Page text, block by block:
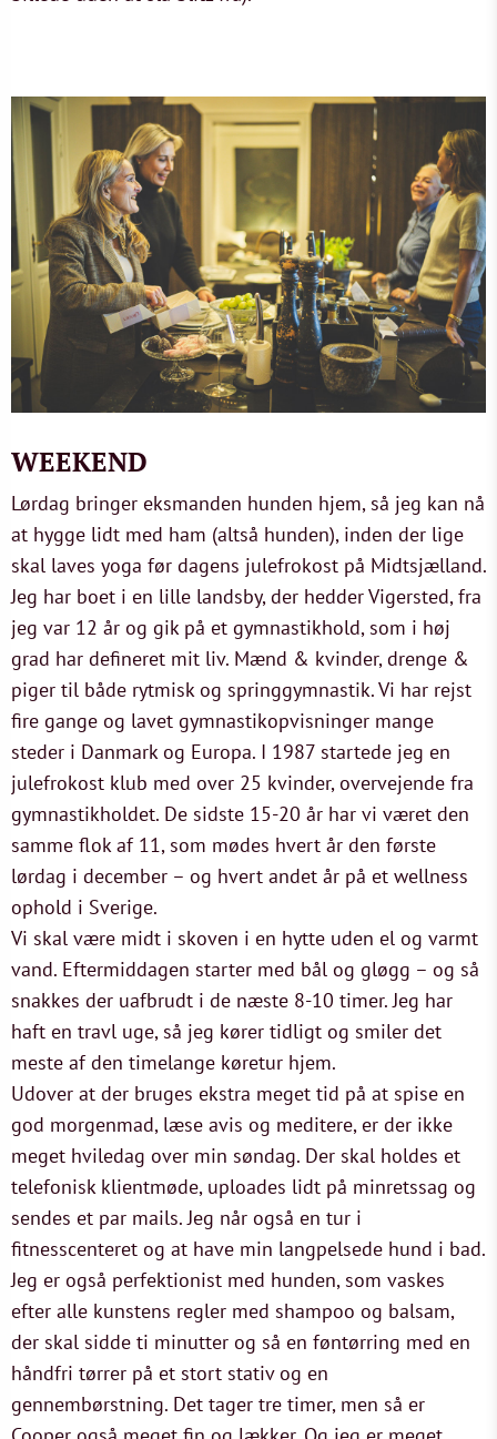
WEEKEND
Lørdag bringer eksmanden hunden hjem, så jeg kan nå
at hygge lidt med ham (altså hunden), inden der lige
skal laves yoga før dagens julefrokost på Midtsjælland.
Jeg har boet i en lille landsby, der hedder Vigersted, fra
jeg var 12 år og gik på et gymnastikhold, som i høj
grad har defineret mit liv. Mænd & kvinder, drenge &
piger til både rytmisk og springgymnastik. Vi har rejst
fire gange og lavet gymnastikopvisninger mange
steder i Danmark og Europa. I 1987 startede jeg en
julefrokost klub med over 25 kvinder, overvejende fra
gymnastikholdet. De sidste 15-20 år har vi været den
samme flok af 11, som mødes hvert år den første
lørdag i december – og hvert andet år på et wellness
ophold i Sverige.
Vi skal være midt i skoven i en hytte uden el og varmt
vand. Eftermiddagen starter med bål og gløgg – og så
snakkes der uafbrudt i de næste 8-10 timer. Jeg har
haft en travl uge, så jeg kører tidligt og smiler det
meste af den timelange køretur hjem.
Udover at der bruges ekstra meget tid på at spise en
god morgenmad, læse avis og meditere, er der ikke
meget hviledag over min søndag. Der skal holdes et
telefonisk klientmøde, uploades lidt på minretssag og
sendes et par mails. Jeg når også en tur i
fitnesscenteret og at have min langpelsede hund i bad.
Jeg er også perfektionist med hunden, som vaskes
efter alle kunstens regler med shampoo og balsam,
der skal sidde ti minutter og så en føntørring med en
håndfri tørrer på et stort stativ og en
gennembørstning. Det tager tre timer, men så er